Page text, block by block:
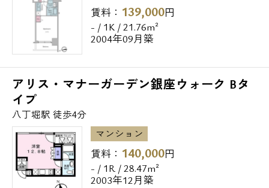
賃料： 139,000円
- / 1K / 21.76m²
2004年09月築
アリス・マナーガーデン銀座ウォーク Bタ
イプ
八丁堀駅 徒歩4分
マンション
賃料： 140,000円
- / 1R / 28.47m²
2003年12月築